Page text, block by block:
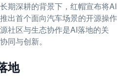
期深耕的背景下，红帽宣布将AI
出首个面向汽车场景的开源操作
社区与生态协作是AI落地的关
同与创新。
地